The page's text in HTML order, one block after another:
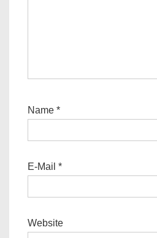
Name *
E-Mail *
Website